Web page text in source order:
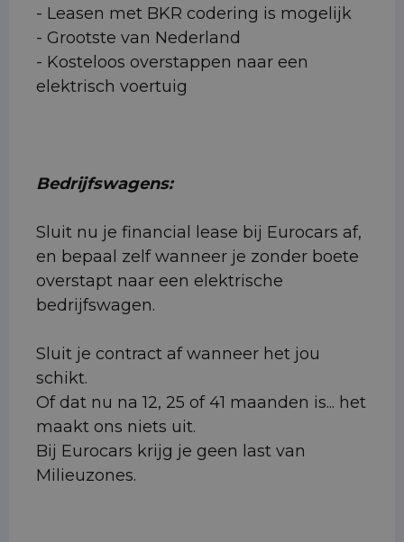
- Leasen met BKR codering is mogelijk
- Grootste van Nederland
- Kosteloos overstappen naar een
elektrisch voertuig
Bedrijfswagens:
Sluit nu je financial lease bij Eurocars af,
en bepaal zelf wanneer je zonder boete
overstapt naar een elektrische
bedrijfswagen.
Sluit je contract af wanneer het jou
schikt.
Of dat nu na 12, 25 of 41 maanden is... het
maakt ons niets uit.
Bij Eurocars krijg je geen last van
Milieuzones.